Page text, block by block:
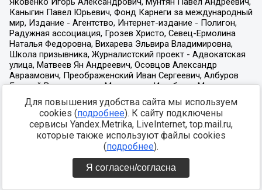
Для повышения удобства сайта мы используем
cookies (подробнее). К сайту подключены
сервисы Yandex.Metrika, LiveInternet, top.mail.ru,
которые также используют файлы cookies
(подробнее).
Я согласен/согласна